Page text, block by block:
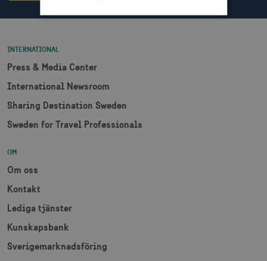
INTERNATIONAL
Press & Media Center
International Newsroom
Sharing Destination Sweden
Sweden for Travel Professionals
OM
Om oss
Kontakt
Lediga tjänster
Kunskapsbank
Sverigemarknadsföring
webbplatsfunktioner som användarinloggning
säker webbplats. Webbplatsen kan inte
cookies.
deprecation